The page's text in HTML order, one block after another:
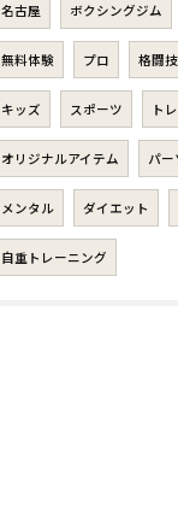
名古屋 ボクシングジム
無料体験 プロ 格闘技
キッズ スポーツ ト
オリジナルアイテム パ
メンタル ダイエット
自重トレーニング